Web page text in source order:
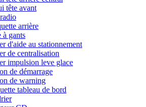
tête avant
arrière
à gants
d'aide au stationnement
de centralisation
impulsion leve glace
de démarrage
de warning
tableau de bord